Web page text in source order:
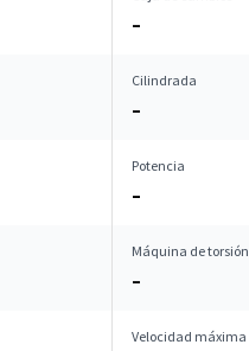
–
Cilindrada
–
Potencia
–
Máquina de torsión
–
Velocidad máxima